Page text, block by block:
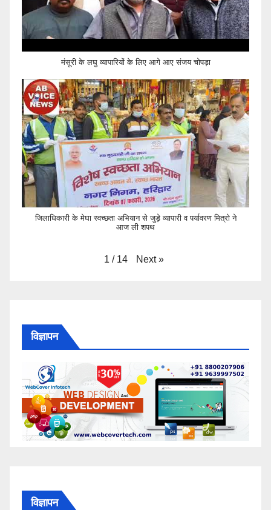
मंसूरी के लघु व्यापारियों के लिए आगे आए संजय चोपड़ा
जिलाधिकारी के मेघा स्वच्छता अभियान से जुड़े व्यापारी व पर्यावरण मित्रो ने
आज ली शपथ
1 / 14 Next »
विज्ञापन
विज्ञापन